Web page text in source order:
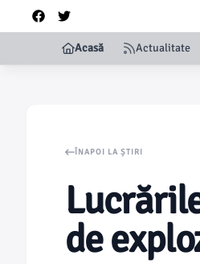
Acasă Actualitate
ÎNAPOI LA ȘTIRI
de